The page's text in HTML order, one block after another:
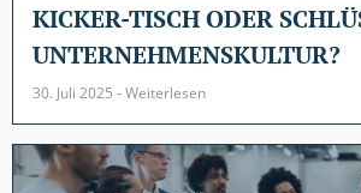
KICKER-TISCH ODER
UNTERNEHMENSKULTUR?
30. Juli 2025 - Weiterlesen